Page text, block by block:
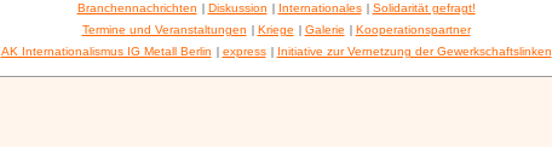
Branchennachrichten | Diskussion | Internationales | Solidarität gefragt!
Termine und Veranstaltungen | Kriege | Galerie | Kooperationspartner
AK Internationalismus IG Metall Berlin | express | Initiative zur Vernetzung der Gewerkschaftslinken